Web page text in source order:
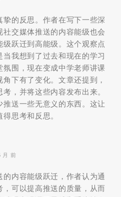
的反思。作者在写下一些深
社交媒体推送的内容能级也会
跃迁到高能级。这个观察点
我想到了过去和现在的学习
围，现在变成中学老师讲课
下有了变化。文章还提到，
，并将这些内容发布出来。
送一些无意义的东西。这让
思考和反思。
月 前
内容能级跃迁，作者认为通
可以提高推送的质量，从而